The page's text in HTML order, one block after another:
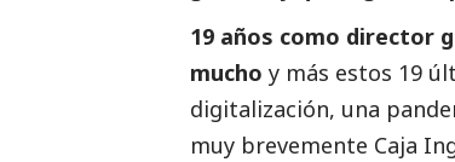
19 años como director
mucho y más estos 19
digitalización, una
muy brevemente Caja